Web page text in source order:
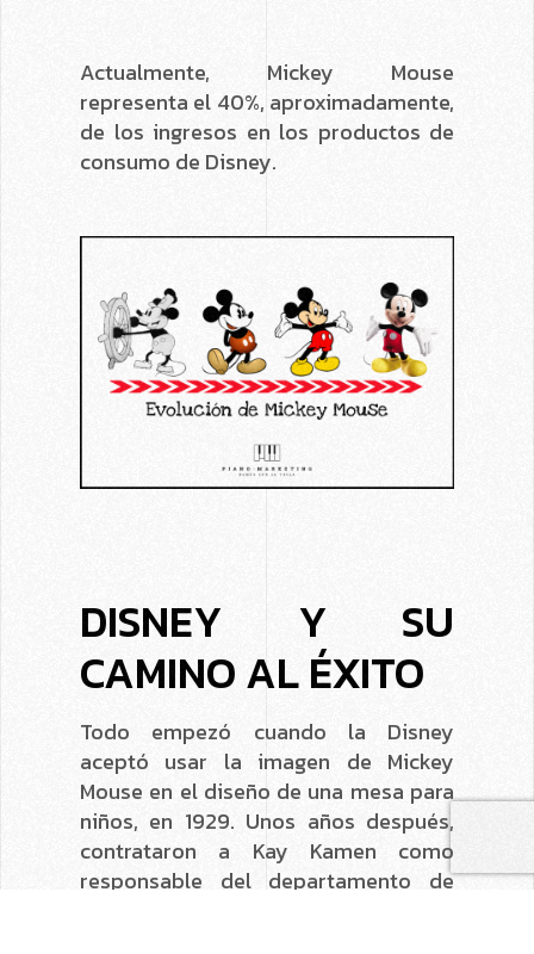
Actualmente, Mickey Mouse
representa el 40%, aproximadamente,
de los ingresos en los productos de
consumo de Disney.
DISNEY Y SU
CAMINO AL ÉXITO
Todo empezó cuando la Disney
aceptó usar la imagen de Mickey
Mouse en el diseño de una mesa para
niños, en 1929. Unos años después,
contrataron a Kay Kamen como
responsable del departamento de